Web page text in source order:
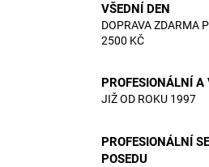
VŠEDNÍ DEN
DOPRAVA ZDARMA
2500 KČ
PROFESIONÁLNÍ
JIŽ OD ROKU 1997
PROFESIONÁLNÍ
POSEDU